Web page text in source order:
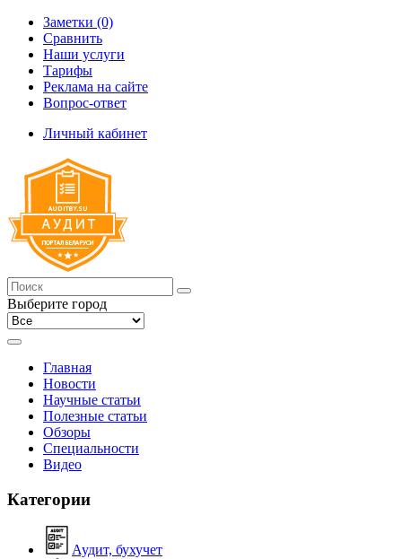
Заметки (0)
Сравнить
Наши услуги
Тарифы
Реклама на сайте
Вопрос-ответ
Личный кабинет
Выберите город
Главная
Новости
Научные статьи
Полезные статьи
Обзоры
Специальности
Видео
Категории
Аудит, бухучет